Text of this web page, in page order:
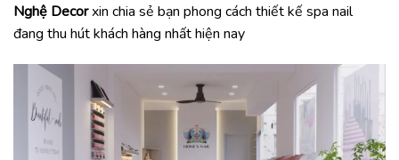
Nghệ Decorxin chia sẻ bạn phong cách thiết kế spa nail
đang thu hút khách hàng nhất hiện nay